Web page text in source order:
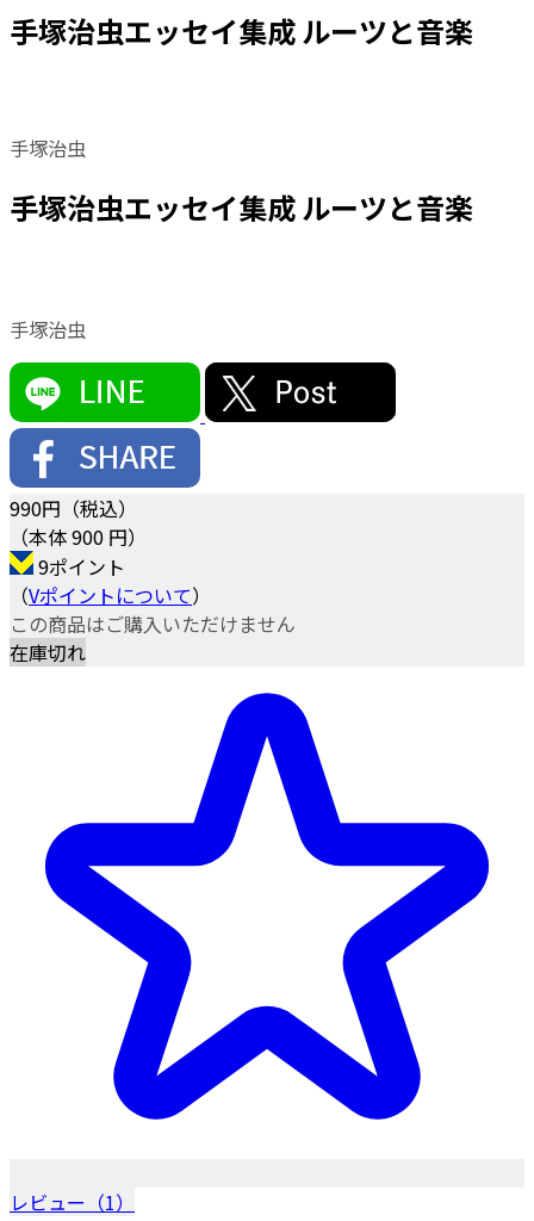
手塚治虫エッセイ集成 ルーツと音楽
手塚治虫
手塚治虫エッセイ集成 ルーツと音楽
手塚治虫
990円（税込）
（本体 900 円）
9ポイント
（Vポイントについて）
この商品はご購入いただけません
在庫切れ
レビュー（1）